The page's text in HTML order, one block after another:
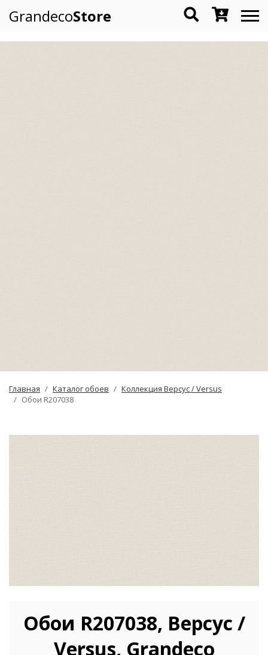
GrandecoStore
Главная Каталог обоев
Коллекция Версус / Versus
Обои R207038
Обои R207038, Версус /
Versus, Grandeco